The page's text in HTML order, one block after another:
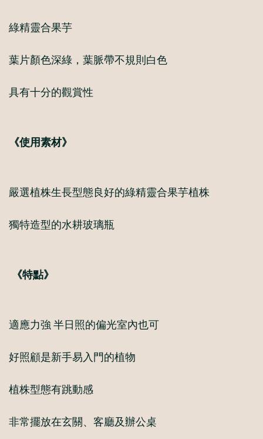
綠精靈合果芋
葉片顏色深綠，葉脈帶不規則白色
具有十分的觀賞性
《使用素材》
嚴選植株生長型態良好的綠精靈合果芋植株
獨特造型的水耕玻璃瓶
《特點》
適應力強 半日照的偏光室內也可
好照顧是新手易入門的植物
植株型態有跳動感
非常擺放在玄關、客廳及辦公桌